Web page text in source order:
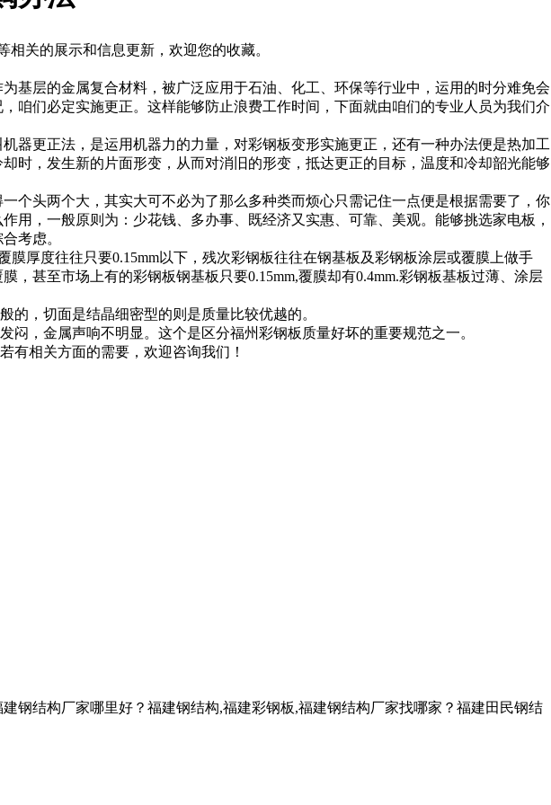
相关的展示和信息更新，欢迎您的收藏。
基层的金属复合材料，被广泛应用于石油、化工、环保等行业中，运用的时分难免会
咱们必定实施更正。这样能够防止浪费工作时间，下面就由咱们的专业人员为我们介
器更正法，是运用机器力的力量，对彩钢板变形实施更正，还有一种办法便是热加工
时，发生新的片面形变，从而对消旧的形变，抵达更正的目标，温度和冷却韶光能够
个头两个大，其实大可不必为了那么多种类而烦心只需记住一点便是根据需要了，你
用，一般原则为：少花钱、多办事、既经济又实惠、可靠、美观。能够挑选家电板，
考虑。
膜厚度往往只要0.15mm以下，残次彩钢板往往在钢基板及彩钢板涂层或覆膜上做手
甚至市场上有的彩钢板钢基板只要0.15mm,覆膜却有0.4mm.彩钢板基板过薄、涂层
的，切面是结晶细密型的则是质量比较优越的。
闷，金属声响不明显。这个是区分福州彩钢板 质量好坏的重要规范之一。
有相关方面的需要，欢迎咨询我们！
钢结构厂家哪里好？福建钢结构,福建彩钢板,福建钢结构厂家找哪家？福建田民钢结